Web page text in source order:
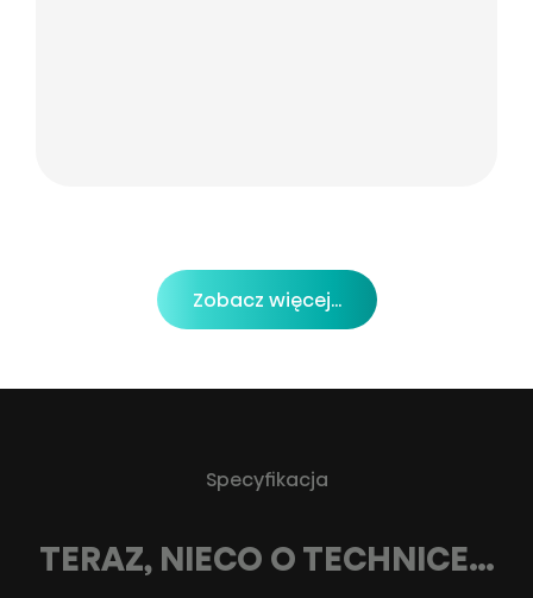
Zobacz więcej...
Specyfikacja
TERAZ, NIECO O TECHNICE…